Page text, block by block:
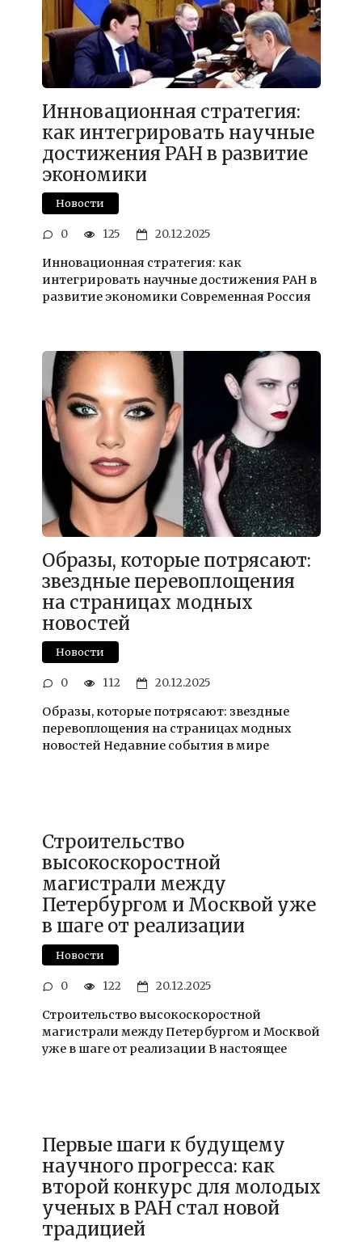
Инновационная стратегия:
как интегрировать научные
достижения РАН в развитие
экономики
Новости
0 125 20.12.2025
Инновационная стратегия: как
интегрировать научные достижения РАН в
развитие экономики Современная Россия
Образы, которые потрясают:
звездные перевоплощения
на страницах модных
новостей
Новости
0 112 20.12.2025
Образы, которые потрясают: звездные
перевоплощения на страницах модных
новостей Недавние события в мире
Строительство
высокоскоростной
магистрали между
Петербургом и Москвой уже
в шаге от реализации
Новости
0 122 20.12.2025
Строительство высокоскоростной
магистрали между Петербургом и Москвой
уже в шаге от реализации В настоящее
Первые шаги к будущему
научного прогресса: как
второй конкурс для молодых
ученых в РАН стал новой
традицией